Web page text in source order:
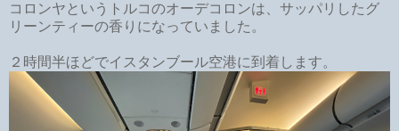
コロンヤというトルコのオーデコロンは、サッパリしたグ
リーンティーの香りになっていました。
２時間半ほどでイスタンブール空港に到着します。